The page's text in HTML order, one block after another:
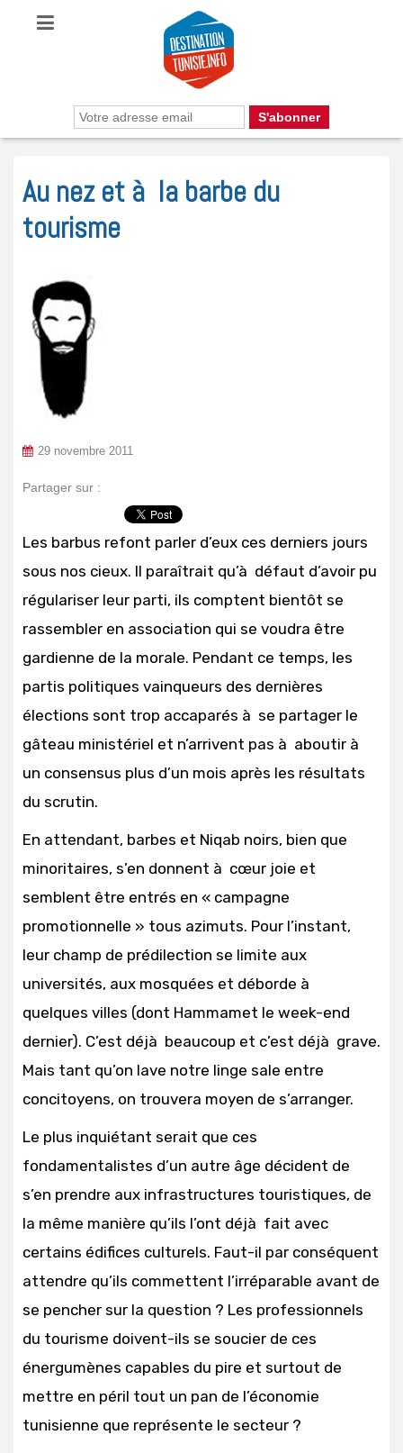
Au nez et à la barbe du
tourisme
29 novembre 2011
Partager sur :
Les barbus refont parler d’eux ces derniers jours
sous nos cieux. Il paraîtrait qu’à défaut d’avoir pu
régulariser leur parti, ils comptent bientôt se
rassembler en association qui se voudra être
gardienne de la morale. Pendant ce temps, les
partis politiques vainqueurs des dernières
élections sont trop accaparés à se partager le
gâteau ministériel et n’arrivent pas à aboutir à
un consensus plus d’un mois après les résultats
du scrutin.
En attendant, barbes et Niqab noirs, bien que
minoritaires, s’en donnent à cœur joie et
semblent être entrés en « campagne
promotionnelle » tous azimuts. Pour l’instant,
leur champ de prédilection se limite aux
universités, aux mosquées et déborde à
quelques villes (dont Hammamet le week-end
dernier). C’est déjà beaucoup et c’est déjà grave.
Mais tant qu’on lave notre linge sale entre
concitoyens, on trouvera moyen de s’arranger.
Le plus inquiétant serait que ces
fondamentalistes d’un autre âge décident de
s’en prendre aux infrastructures touristiques, de
la même manière qu’ils l’ont déjà fait avec
certains édifices culturels. Faut-il par conséquent
attendre qu’ils commettent l’irréparable avant de
se pencher sur la question ? Les professionnels
du tourisme doivent-ils se soucier de ces
énergumènes capables du pire et surtout de
mettre en péril tout un pan de l’économie
tunisienne que représente le secteur ?